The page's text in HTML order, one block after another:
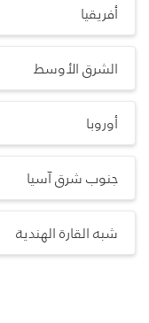
أفريقيا
الشرق الأوسط
أوروبا
جنوب شرق آسيا
شبه القارة الهندية